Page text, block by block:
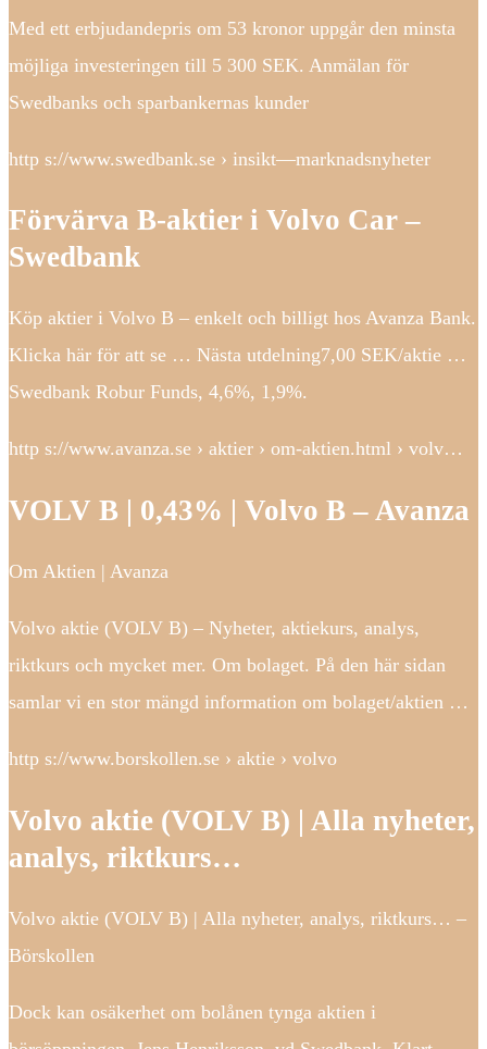
Med ett erbjudandepris om 53 kronor uppgår den minsta
möjliga investeringen till 5 300 SEK. Anmälan för
Swedbanks och sparbankernas kunder
http s://www.swedbank.se › insikt—marknadsnyheter
Förvärva B-aktier i Volvo Car –
Swedbank
Köp aktier i Volvo B – enkelt och billigt hos Avanza Bank.
Klicka här för att se … Nästa utdelning7,00 SEK/aktie …
Swedbank Robur Funds, 4,6%, 1,9%.
http s://www.avanza.se › aktier › om-aktien.html › volv…
VOLV B | 0,43% | Volvo B – Avanza
Om Aktien | Avanza
Volvo aktie (VOLV B) – Nyheter, aktiekurs, analys,
riktkurs och mycket mer. Om bolaget. På den här sidan
samlar vi en stor mängd information om bolaget/aktien …
http s://www.borskollen.se › aktie › volvo
Volvo aktie (VOLV B) | Alla nyheter,
analys, riktkurs…
Volvo aktie (VOLV B) | Alla nyheter, analys, riktkurs… –
Börskollen
Dock kan osäkerhet om bolånen tynga aktien i